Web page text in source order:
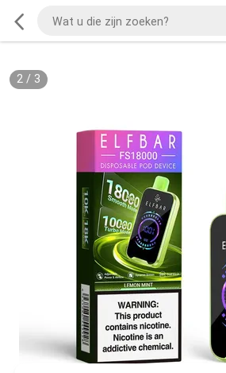
2/ 3